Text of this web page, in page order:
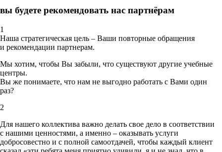
вы будете рекомендовать нас партнёрам
1
Наша стратегическая цель – Ваши повторные обращения
и рекомендации партнерам.
Мы хотим, чтобы Вы забыли, что существуют другие учебные
центры.
Вы же понимаете, что нам не выгодно работать с Вами один
раз?
2
Для нашего коллектива важно делать свое дело в соответствии
с нашими ценностями, а именно – оказывать услуги
добросовестно и с полной самоотдачей, чтобы каждый клиент